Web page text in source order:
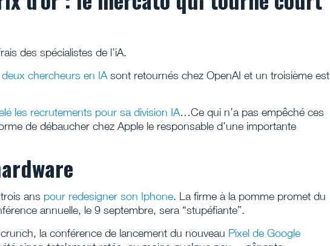
des spécialistes de l’iA.
deux chercheurs en IA sont retournés chez OpenAI et un troisième est
les recrutements pour sa division IA…Ce qui n’a pas empêché ces
de débaucher chez Apple le responsable d’une importante
ans pour redesigner son Iphone. La firme à la pomme promet du
annuelle, le 9 septembre, sera “stupéfiante”.
la conférence de lancement du nouveau Pixel de Google